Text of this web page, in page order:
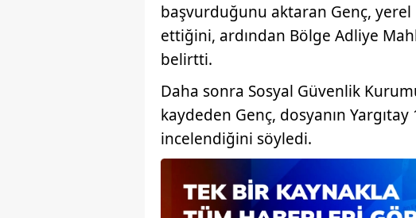
başvurduğunu aktaran Genç,
ettiğini, ardından Bölge Adliye
belirtti.
Daha sonra Sosyal Güvenlik
kaydeden Genç, dosyanın
incelendiğini söyledi.